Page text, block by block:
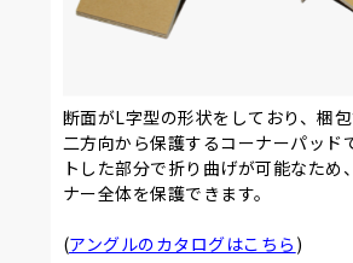
断面がL字型の形状をしており、梱
二方向から保護するコーナーパッド
トした部分で折り曲げが可能なため
ナー全体を保護できます。
(アングルのカタログはこちら )